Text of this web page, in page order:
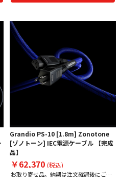
Grandio PS-10 [1.8m] Zonotone
[ゾノトーン] IEC電源ケーブル 【完成
品】
￥62,370 (税込)
お取り寄せ品。納期は注文確認後にご案